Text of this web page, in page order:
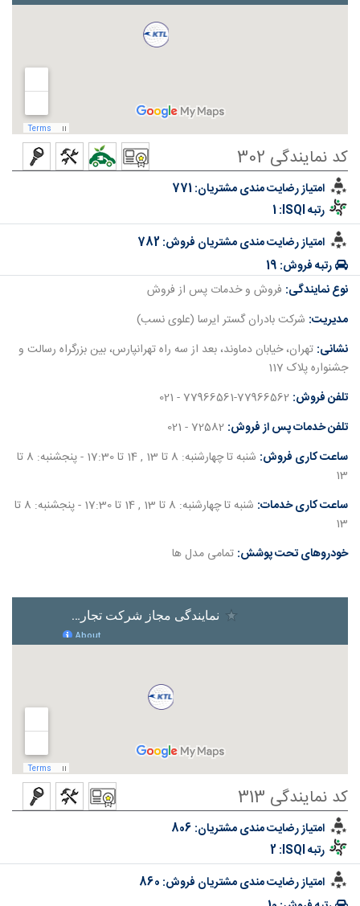
کد نمایندگی 302
امتیاز رضایت مندی مشتریان:
رتبه ISQI:
1
امتیاز رضایت مندی مشتریان فروش:
رتبه فروش: 19
نوع نمایندگی: فروش و خدمات پس از فروش
مدیریت: شرکت بادران گستر ایرسا (علوی نسب)
نشانی: تهران، خیابان دماوند، بعد از سه راه تهرانپارس، بین بزرگراه رسالت و
جشنواره پلاک 117
تلفن فروش:
تلفن خدمات پس از فروش:
ساعت کاری فروش:
شنبه تا چهارشنبه: 8 تا 13 , 14 تا 17:30 - پنجشنبه: 8 تا
13
ساعت کاری خدمات:
شنبه تا چهارشنبه: 8 تا 13 , 14 تا 17:30 - پنجشنبه: 8 تا
13
خودروهای تحت پوشش: تمامی مدل ها
کد نمایندگی 313
امتیاز رضایت مندی مشتریان:
رتبه ISQI:
2
امتیاز رضایت مندی مشتریان فروش: